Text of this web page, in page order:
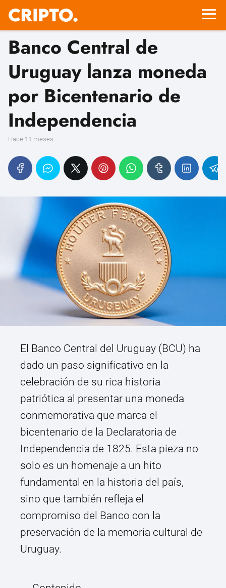
Banco Central de
Uruguay lanza moneda
por Bicentenario de
Independencia
hace 11 meses
El Banco Central del Uruguay (BCU) ha
dado un paso significativo en la
celebración de su rica historia
patriótica al presentar una moneda
conmemorativa que marca el
bicentenario de la Declaratoria de
Independencia de 1825. Esta pieza no
solo es un homenaje a un hito
fundamental en la historia del país,
sino que también refleja el
compromiso del Banco con la
preservación de la memoria cultural de
Uruguay.